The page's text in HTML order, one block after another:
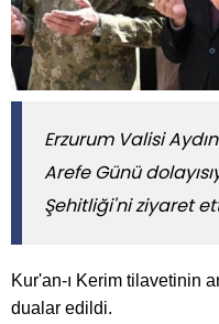
Erzurum Valisi
Arefe Günü
Şehitliği'ni ziyaret
Kur'an-ı Kerim tilavetinin
dualar edildi.